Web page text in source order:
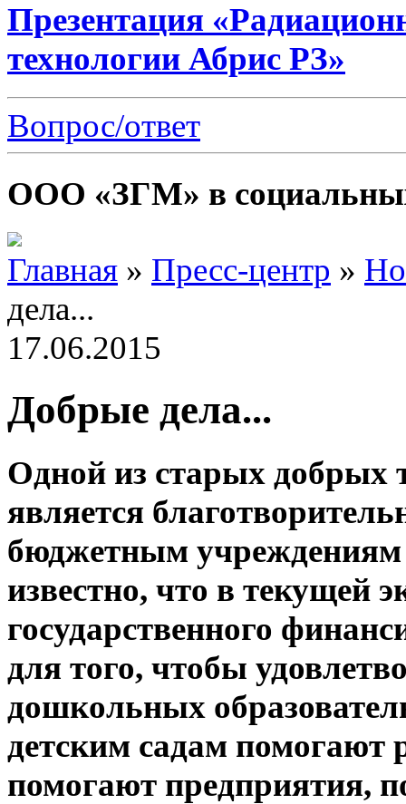
Презентация
технологии Абрис РЗ»
Вопрос/ответ
ООО «ЗГМ» в
Главная » Пресс-центр »
дела...
17.06.2015
Добрые дела...
Одной из старых добрых
является
бюджетным учреждениям
известно, что в текущей
государственного
для того, чтобы
дошкольных
детским садам
помогают предприятия,